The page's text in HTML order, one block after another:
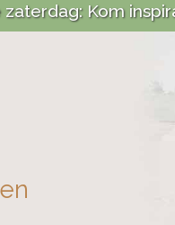
zaterdag: Kom